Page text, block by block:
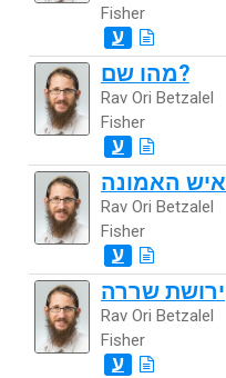
Fisher
ע
מהו שם?
Rav Ori Betzalel
Fisher
ע
איש האמונה
Rav Ori Betzalel
Fisher
ע
ירושת שררה
Rav Ori Betzalel
Fisher
ע